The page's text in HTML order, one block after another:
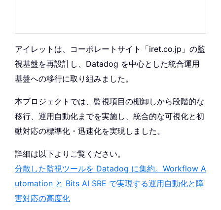
アイレットは、コーポレートサイト「iret.co.jp」の監
視基盤を再設計し、Datadog を中心とした統合運用
基盤への移行に取り組みました。
本プロジェクトでは、監視項目の棚卸しから段階的な
移行、運用自動化までを実施し、統合的な可視化と初
動対応の標準化・迅速化を実現しました。
詳細は以下よりご覧ください。
分散した監視ツールを Datadog に集約。Workflow A
utomation と Bits AI SRE で実現する運用自動化と障
害対応の高度化